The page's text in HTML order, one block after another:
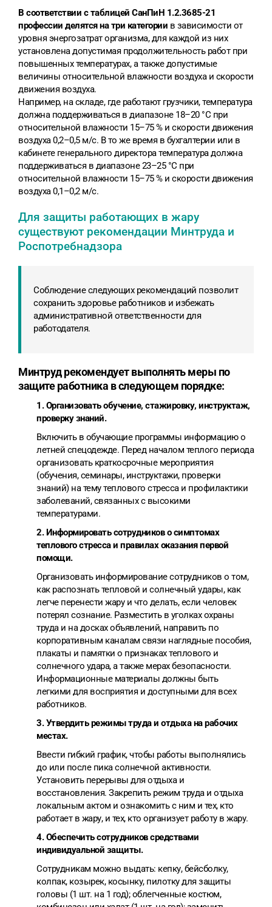
В соответствии с таблицей СанПиН 1.2.3685-21
профессии делятся на три категории в зависимости от
уровня энергозатрат организма, для каждой из них
установлена допустимая продолжительность работ при
повышенных температурах, а также допустимые
величины относительной влажности воздуха и скорости
движения воздуха.
Например, на складе, где работают грузчики, температура
должна поддерживаться в диапазоне 18–20 °С при
относительной влажности 15–75 % и скорости движения
воздуха 0,2–0,5 м/с. В то же время в бухгалтерии или в
кабинете генерального директора температура должна
поддерживаться в диапазоне 23–25 °С при
относительной влажности 15–75 % и скорости движения
воздуха 0,1–0,2 м/с.
Для защиты работающих в жару
существуют рекомендации Минтруда и
Роспотребнадзора
Соблюдение следующих рекомендаций позволит
сохранить здоровье работников и избежать
административной ответственности для
работодателя.
Минтруд рекомендует выполнять меры по
защите работника в следующем порядке:
1. Организовать обучение, стажировку, инструктаж,
проверку знаний.
Включить в обучающие программы информацию о
летней спецодежде. Перед началом теплого периода
организовать краткосрочные мероприятия
(обучения, семинары, инструктажи, проверки
знаний) на тему теплового стресса и профилактики
заболеваний, связанных с высокими
температурами.
2. Информировать сотрудников о симптомах
теплового стресса и правилах оказания первой
помощи.
Организовать информирование сотрудников о том,
как распознать тепловой и солнечный удары, как
легче перенести жару и что делать, если человек
потерял сознание. Разместить в уголках охраны
труда и на досках объявлений, направить по
корпоративным каналам связи наглядные пособия,
плакаты и памятки о признаках теплового и
солнечного удара, а также мерах безопасности.
Информационные материалы должны быть
легкими для восприятия и доступными для всех
работников.
3. Утвердить режимы труда и отдыха на рабочих
местах.
Ввести гибкий график, чтобы работы выполнялись
до или после пика солнечной активности.
Установить перерывы для отдыха и
восстановления. Закрепить режим труда и отдыха
локальным актом и ознакомить с ним и тех, кто
работает в жару, и тех, кто организует работу в жару.
4. Обеспечить сотрудников средствами
индивидуальной защиты.
Сотрудникам можно выдать: кепку, бейсболку,
колпак, козырек, косынку, пилотку для защиты
головы (1 шт. на 1 год); облегченные костюм,